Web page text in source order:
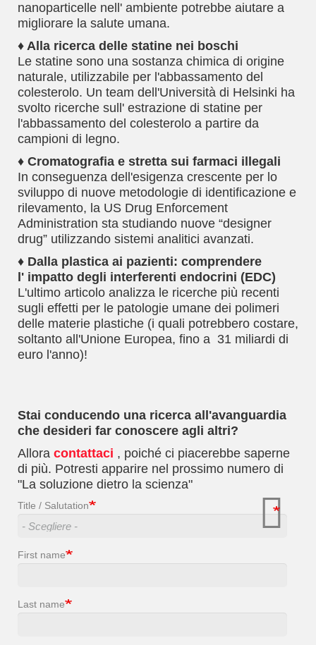
nanoparticelle nell' ambiente potrebbe aiutare a
migliorare la salute umana.
♦ Alla ricerca delle statine nei boschi
Le statine sono una sostanza chimica di origine
naturale, utilizzabile per l'abbassamento del
colesterolo. Un team dell'Università di Helsinki ha
svolto ricerche sull' estrazione di statine per
l'abbassamento del colesterolo a partire da
campioni di legno.
♦ Cromatografia e stretta sui farmaci illegali
In conseguenza dell'esigenza crescente per lo
sviluppo di nuove metodologie di identificazione e
rilevamento, la US Drug Enforcement
Administration sta studiando nuove “designer
drug” utilizzando sistemi analitici avanzati.
♦ Dalla plastica ai pazienti: comprendere
l' impatto degli interferenti endocrini (EDC)
L'ultimo articolo analizza le ricerche più recenti
sugli effetti per le patologie umane dei polimeri
delle materie plastiche (i quali potrebbero costare,
soltanto all'Unione Europea, fino a 31 miliardi di
euro l'anno)!
Stai conducendo una ricerca all'avanguardia
che desideri far conoscere agli altri?
Allora contattaci , poiché ci piacerebbe saperne
di più. Potresti apparire nel prossimo numero di
"La soluzione dietro la scienza"
Title / Salutation
First name
Last name